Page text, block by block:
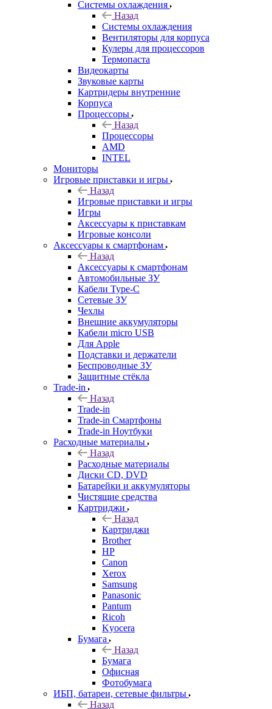
Системы охлаждения
Назад
Системы охлаждения
Вентиляторы для корпуса
Кулеры для процессоров
Термопаста
Видеокарты
Звуковые карты
Картридеры внутренние
Корпуса
Процессоры
Назад
Процессоры
AMD
INTEL
Мониторы
Игровые приставки и игры
Назад
Игровые приставки и игры
Игры
Аксессуары к приставкам
Игровые консоли
Аксессуары к смартфонам
Назад
Аксессуары к смартфонам
Автомобильные ЗУ
Кабели Type-C
Сетевые ЗУ
Чехлы
Внешние аккумуляторы
Кабели micro USB
Для Apple
Подставки и держатели
Беспроводные ЗУ
Защитные стёкла
Trade-in
Назад
Trade-in
Trade-in Смартфоны
Trade-in Ноутбуки
Расходные материалы
Назад
Расходные материалы
Диски CD, DVD
Батарейки и аккумуляторы
Чистящие средства
Картриджи
Назад
Картриджи
Brother
HP
Canon
Xerox
Samsung
Panasonic
Pantum
Ricoh
Kyocera
Бумага
Назад
Бумага
Офисная
Фотобумага
ИБП, батареи, сетевые фильтры
Назад